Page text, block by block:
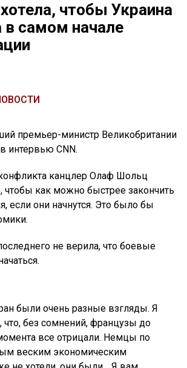
чтобы Украина
в самом начале
премьер-министр Великобритании
интервью CNN.
канцлер Олаф Шольц
чтобы как можно быстрее закончить
если они начнутся. Это было бы
не верила, что боевые
были очень разные взгляды. Я
без сомнений, французы до
все отрицали. Немцы по
веским экономическим